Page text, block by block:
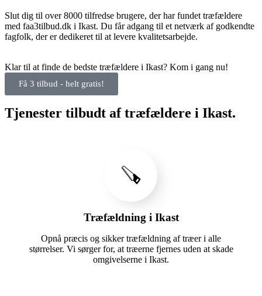
Slut dig til over 8000 tilfredse brugere, der har fundet træfældere
med faa3tilbud.dk i Ikast. Du får adgang til et netværk af godkendte
fagfolk, der er dedikeret til at levere kvalitetsarbejde.
Klar til at finde de bedste træfældere i Ikast? Kom i gang nu!
Få 3 tilbud - helt gratis!
Tjenester tilbudt af træfældere i Ikast.
🪚
Træfældning i Ikast
Opnå præcis og sikker træfældning af træer i alle
størrelser. Vi sørger for, at træerne fjernes uden at skade
omgivelserne i Ikast.